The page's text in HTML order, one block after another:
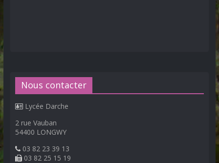
Nous contacter
Lycée Darche
2 rue Vauban
54400 LONGWY
03 82 23 39 13
03 82 25 15 19